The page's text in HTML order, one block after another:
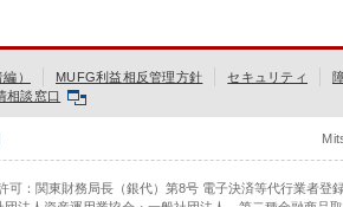
） MUFG利益相反管理方針 セキュリティ
相談窓口
：関東財務局長（銀代）第8号 電子決済等代行業者登